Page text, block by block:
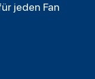
jeden Fan